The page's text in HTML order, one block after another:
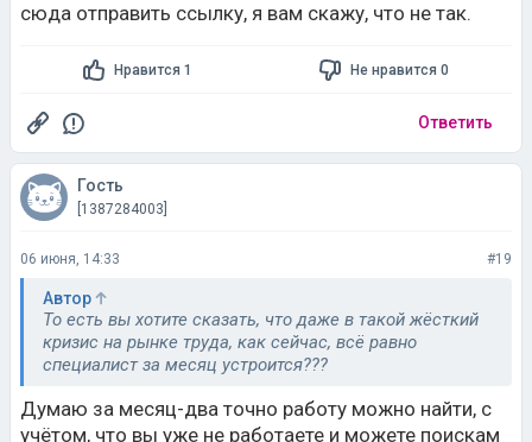
сюда отправить ссылку, я вам скажу, что не так.
Нравится 1 Не нравится 0
Ответить
Гость
[1387284003]
06 июня, 14:33 #19
Автор
То есть вы хотите сказать, что даже в такой жёсткий
кризис на рынке труда, как сейчас, всё равно
специалист за месяц устроится???
Думаю за месяц-два точно работу можно найти, с
учётом, что вы уже не работаете и можете поискам